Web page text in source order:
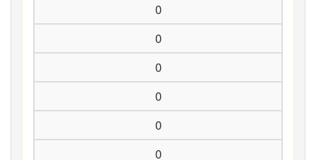
0
0
0
0
0
0